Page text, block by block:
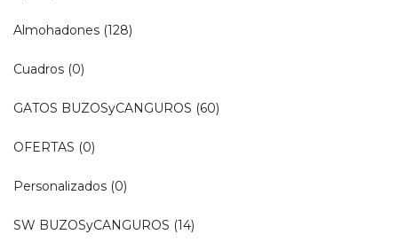
Almohadones (128)
Cuadros (0)
GATOS BUZOSyCANGUROS (60)
OFERTAS (0)
Personalizados (0)
SW BUZOSyCANGUROS (14)